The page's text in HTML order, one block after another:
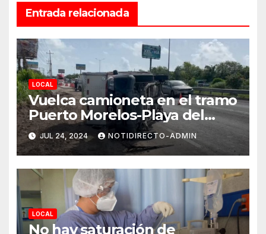
Entrada relacionada
LOCAL
Vuelca camioneta en el tramo
Puerto Morelos-Playa del
Carmen
JUL 24, 2024 NOTIDIRECTO-ADMIN
LOCAL
No hay saturación de